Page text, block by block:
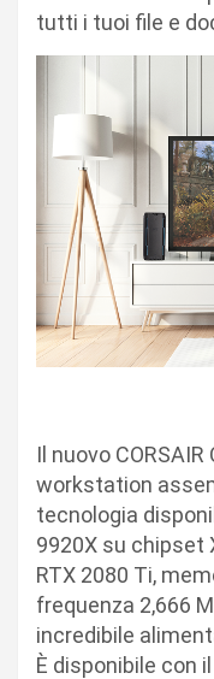
tutti i tuoi file e
Il nuovo CORSAIR
workstation
tecnologia
9920X su chipset
RTX 2080 Ti,
frequenza 2,666
incredibile
È disponibile con